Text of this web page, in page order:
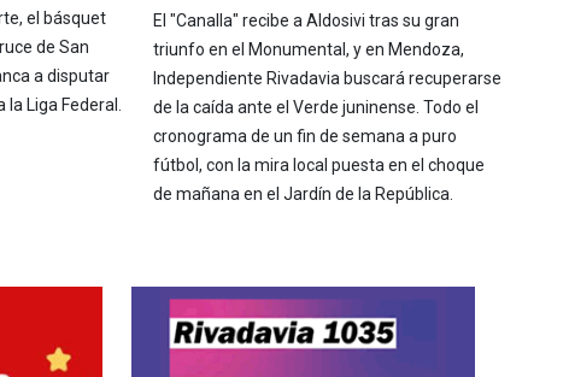
el básquet
de San
a disputar
Liga Federal.
El "Canalla" recibe a Aldosivi tras su gran
triunfo en el Monumental, y en Mendoza,
Independiente Rivadavia buscará recuperarse
de la caída ante el Verde juninense. Todo el
cronograma de un fin de semana a puro
fútbol, con la mira local puesta en el choque
de mañana en el Jardín de la República.